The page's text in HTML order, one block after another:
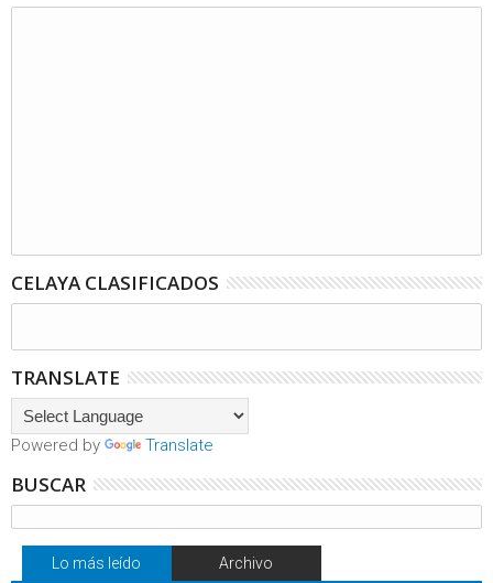
CELAYA CLASIFICADOS
TRANSLATE
Powered by Translate
BUSCAR
Lo más leído Archivo